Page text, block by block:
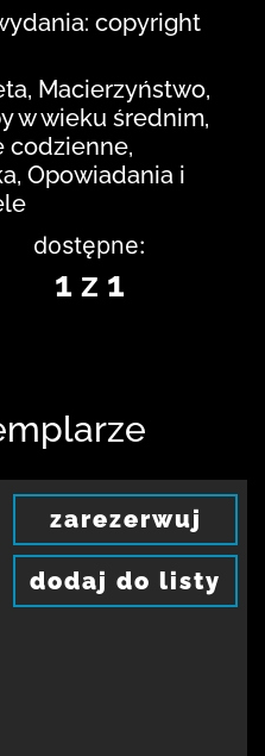
copyright
Macierzyństwo,
w wieku średnim,
codzienne,
Opowiadania i
dostępne:
1 z 1
zarezerwuj
dodaj do listy